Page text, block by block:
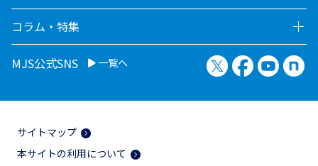
コラム・特集
MJS公式SNS 一覧へ X（旧Twitter）
Facebook
サイトマップ
本サイトの利用について